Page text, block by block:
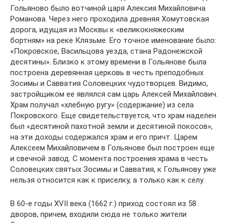
Гольяново было вотчиной царя Алексия Михайловича
Романова. Через него проходила древняя Хомутовская
дорога, идущая из Москвы к «великокняжеским
бортням» на реке Клязьме. Его точное именование было:
«Покровское, Васильцова уезда, стана Радонежской
десятины». Близко к этому времени в Гольянове была
построена деревянная церковь в честь преподобных
Зосимы и Савватия Соловецких чудотворцев. Видимо,
застройщиком ее являлся сам царь Алексей Михайлович.
Храм получал «хлебную ругу» (содержание) из села
Покровского. Еще свидетельствуется, что храм наделен
был «десятиной пахотной земли и десятиной покосов»,
на эти доходы содержался храм и его причт. Царем
Алексеем Михайловичем в Гольянове был построен еще
и свечной завод. С момента построения храма в честь
Соловецких святых Зосимы и Савватия, к Гольянову уже
нельзя относится как к приселку, а только как к селу.
В 60-е годы ХVII века (1662 г.) приход состоял из 58
дворов, причем, входили сюда не только жители